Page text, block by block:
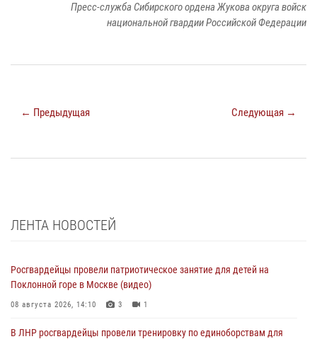
Пресс-служба Сибирского ордена Жукова округа войск
национальной гвардии Российской Федерации
← Предыдущая Следующая →
ЛЕНТА НОВОСТЕЙ
Росгвардейцы провели патриотическое занятие для детей на
Поклонной горе в Москве (видео)
08 августа 2026, 14:10 3 1
В ЛНР росгвардейцы провели тренировку по единоборствам для